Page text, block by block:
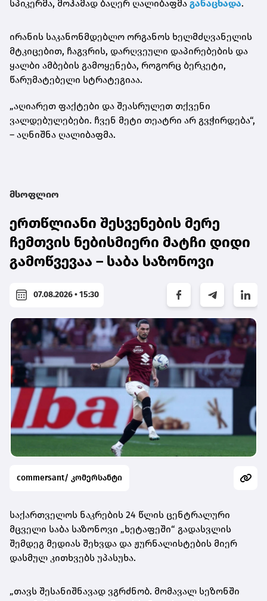
სპიკერმა, მოჰამად ბაღერ ღალიბაფმა განაცხადა.
ირანის საკანონმდებლო ორგანოს ხელმძღვანელის
მტკიცებით, ჩაგვრის, დარღვეული დაპირებების და
ყალბი ამბების გამოყენება, როგორც ბერკეტი,
წარუმატებელი სტრატეგიაა.
„აღიარეთ ფაქტები და შეასრულეთ თქვენი
ვალდებულებები. ჩვენ მეტი თეატრი არ გვჭირდება“,
– აღნიშნა ღალიბაფმა.
მსოფლიო
ერთწლიანი შესვენების მერე
ჩემთვის ნებისმიერი მატჩი დიდი
გამოწვევაა – საბა საზონოვი
07.08.2026 • 15:30
commersant/ კომერსანტი
საქართველოს ნაკრების 24 წლის ცენტრალური
მცველი საბა საზონოვი „ხეტაფეში“ გადასვლის
შემდეგ მედიას შეხვდა და ჟურნალისტების მიერ
დასმულ კითხვებს უპასუხა.
„თავს შესანიშნავად ვგრძნობ. მომავალ სეზონში